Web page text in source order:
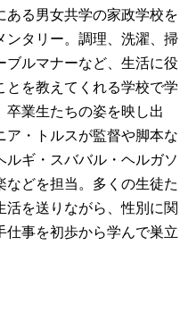
ある男女共学の家政学校を
ンタリー。調理、洗濯、掃
ブルマナーなど、生活に役
とを教えてくれる学校で学
卒業生たちの姿を映し出
ア・トルスが監督や脚本な
ルギ・スババル・ヘルガソ
などを担当。多くの生徒た
活を送りながら、性別に関
仕事を初歩から学んで巣立